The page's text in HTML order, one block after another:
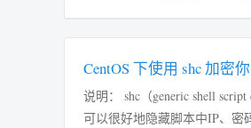
CentOS 下使用 shc 加密
说明： shc（generic shell
可以很好地隐藏脚本中IP、密码、目录路径等敏感信息。 安装：